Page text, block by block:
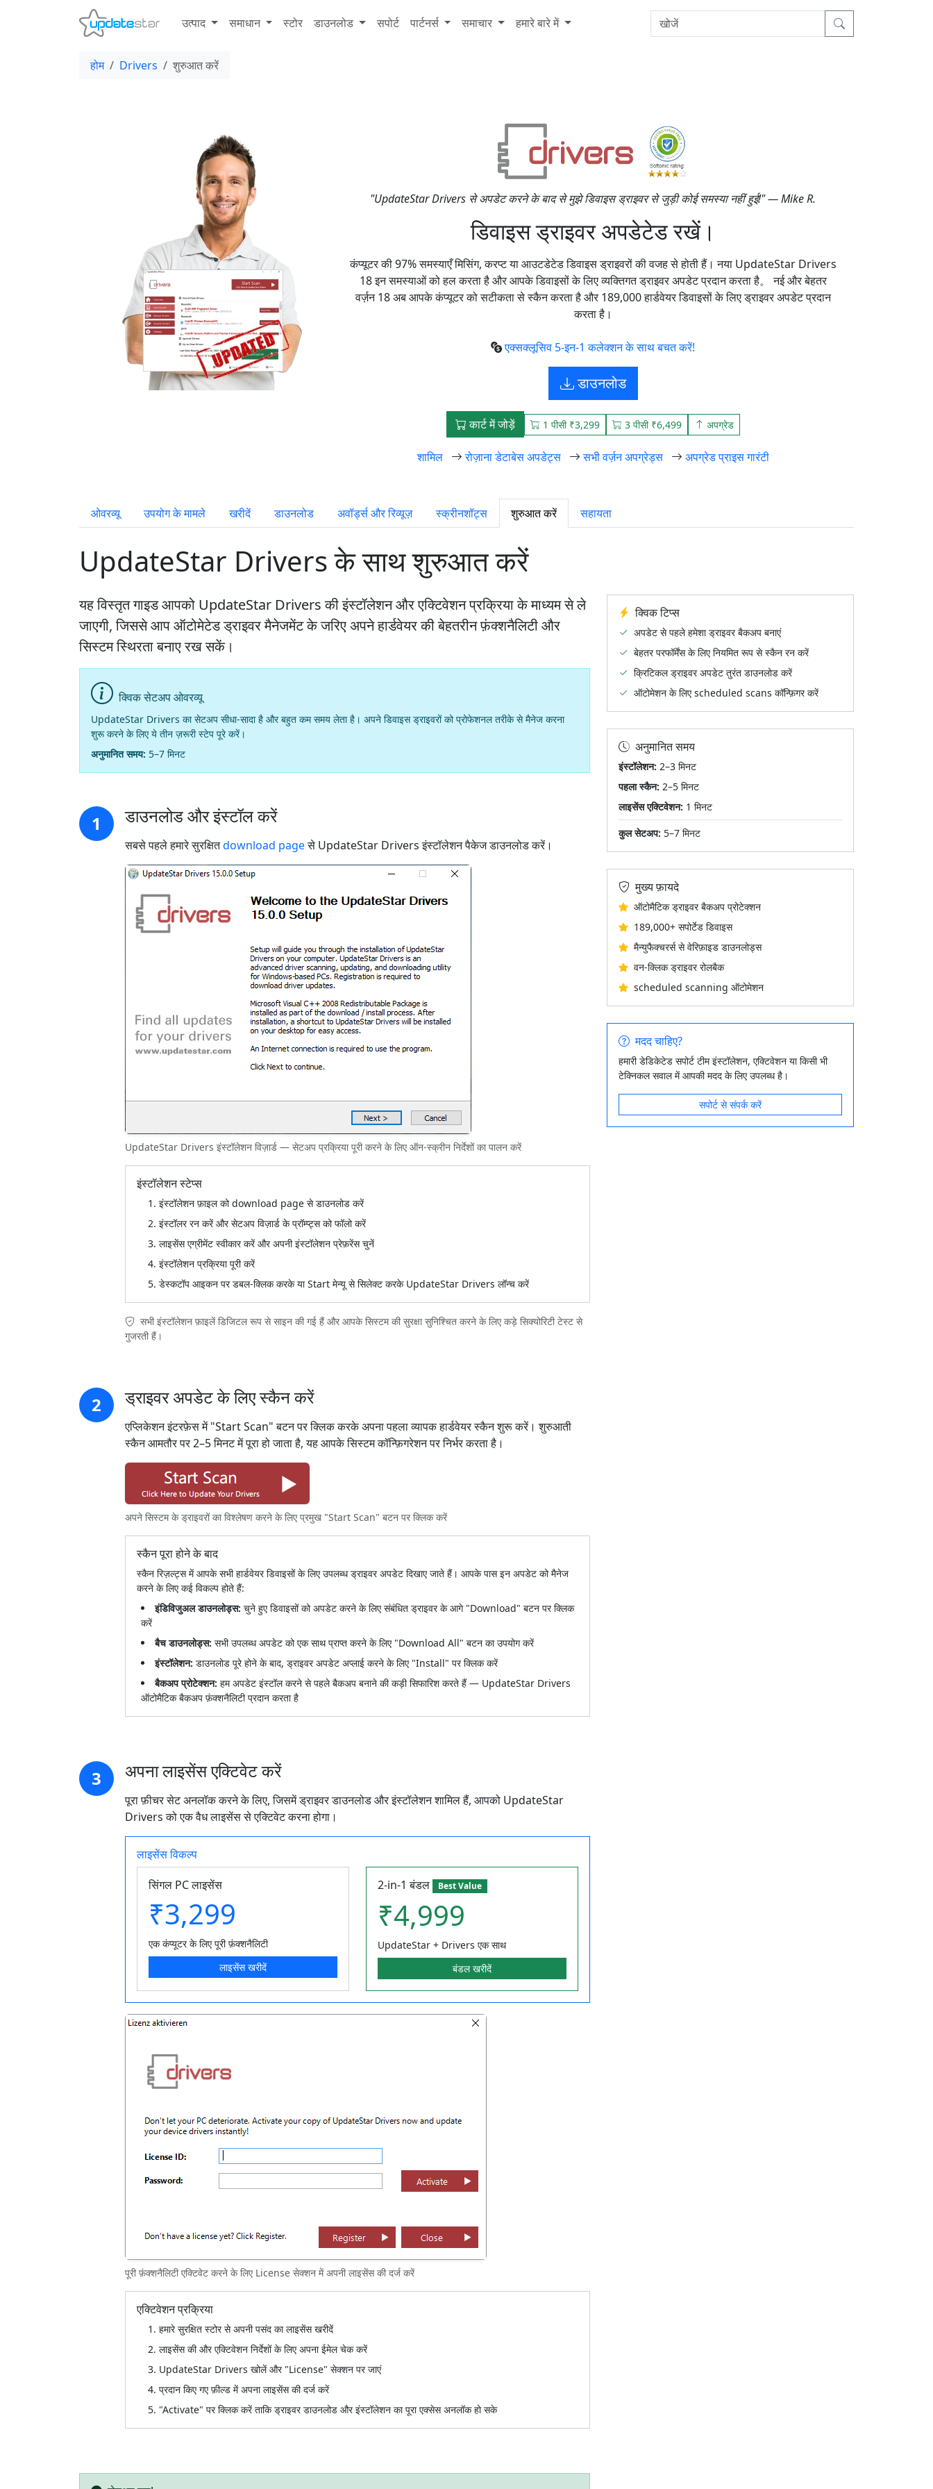
उत्पाद समाधान स्टोर डाउनलोड सपोर्ट पार्टनर्स समाचार हमारे बारे में
होम Drivers शुरुआत करें
"UpdateStar Drivers से अपडेट करने के बाद से मुझे डिवाइस ड्राइवर से जुड़ी कोई समस्या नहीं हुई!" — Mike R.
डिवाइस ड्राइवर अपडेटेड रखें।
कंप्यूटर की 97% समस्याएँ मिसिंग, करप्ट या आउटडेटेड डिवाइस ड्राइवरों की वजह से होती हैं। नया UpdateStar Drivers
18 इन समस्याओं को हल करता है और आपके डिवाइसों के लिए व्यक्तिगत ड्राइवर अपडेट प्रदान करता है。 नई और बेहतर
वर्ज़न 18 अब आपके कंप्यूटर को सटीकता से स्कैन करता है और 189,000 हार्डवेयर डिवाइसों के लिए ड्राइवर अपडेट प्रदान
करता है।
एक्सक्लूसिव 5-इन-1 कलेक्शन के साथ बचत करें!
डाउनलोड
कार्ट में जोड़ें 1 पीसी ₹3,299 3 पीसी ₹6,499 अपग्रेड
शामिल रोज़ाना डेटाबेस अपडेट्स सभी वर्ज़न अपग्रेड्स अपग्रेड प्राइस गारंटी
ओवरव्यू उपयोग के मामले खरीदें डाउनलोड अवॉर्ड्स और रिव्यूज़ स्क्रीनशॉट्स शुरुआत करें सहायता
UpdateStar Drivers के साथ शुरुआत करें
यह विस्तृत गाइड आपको UpdateStar Drivers की इंस्टॉलेशन और एक्टिवेशन प्रक्रिया के माध्यम से ले
जाएगी, जिससे आप ऑटोमेटेड ड्राइवर मैनेजमेंट के जरिए अपने हार्डवेयर की बेहतरीन फ़ंक्शनैलिटी और
सिस्टम स्थिरता बनाए रख सकें।
क्विक सेटअप ओवरव्यू
UpdateStar Drivers का सेटअप सीधा-सादा है और बहुत कम समय लेता है। अपने डिवाइस ड्राइवरों को प्रोफेशनल तरीके से मैनेज करना
शुरू करने के लिए ये तीन ज़रूरी स्टेप पूरे करें।
अनुमानित समय: 5–7 मिनट
1 डाउनलोड और इंस्टॉल करें
सबसे पहले हमारे सुरक्षितdownload pageसे UpdateStar Drivers इंस्टॉलेशन पैकेज डाउनलोड करें।
UpdateStar Drivers इंस्टॉलेशन विज़ार्ड — सेटअप प्रक्रिया पूरी करने के लिए ऑन-स्क्रीन निर्देशों का पालन करें
इंस्टॉलेशन स्टेप्स
इंस्टॉलेशन फ़ाइल को download page से डाउनलोड करें
इंस्टॉलर रन करें और सेटअप विज़ार्ड के प्रॉम्प्ट्स को फॉलो करें
लाइसेंस एग्रीमेंट स्वीकार करें और अपनी इंस्टॉलेशन प्रेफ़रेंस चुनें
इंस्टॉलेशन प्रक्रिया पूरी करें
डेस्कटॉप आइकन पर डबल-क्लिक करके या Start मेन्यू से सिलेक्ट करके UpdateStar Drivers लॉन्च करें
सभी इंस्टॉलेशन फ़ाइलें डिजिटल रूप से साइन की गई हैं और आपके सिस्टम की सुरक्षा सुनिश्चित करने के लिए कड़े सिक्योरिटी टेस्ट से
गुजरती हैं।
2 ड्राइवर अपडेट के लिए स्कैन करें
एप्लिकेशन इंटरफ़ेस में "Start Scan" बटन पर क्लिक करके अपना पहला व्यापक हार्डवेयर स्कैन शुरू करें। शुरुआती
स्कैन आमतौर पर 2–5 मिनट में पूरा हो जाता है, यह आपके सिस्टम कॉन्फ़िगरेशन पर निर्भर करता है।
अपने सिस्टम के ड्राइवरों का विश्लेषण करने के लिए प्रमुख "Start Scan" बटन पर क्लिक करें
स्कैन पूरा होने के बाद
स्कैन रिज़ल्ट्स में आपके सभी हार्डवेयर डिवाइसों के लिए उपलब्ध ड्राइवर अपडेट दिखाए जाते हैं। आपके पास इन अपडेट को मैनेज
करने के लिए कई विकल्प होते हैं:
इंडिविजुअल डाउनलोड्स: चुने हुए डिवाइसों को अपडेट करने के लिए संबंधित ड्राइवर के आगे "Download" बटन पर क्लिक
करें
बैच डाउनलोड्स: सभी उपलब्ध अपडेट को एक साथ प्राप्त करने के लिए "Download All" बटन का उपयोग करें
इंस्टॉलेशन: डाउनलोड पूरे होने के बाद, ड्राइवर अपडेट अप्लाई करने के लिए "Install" पर क्लिक करें
बैकअप प्रोटेक्शन: हम अपडेट इंस्टॉल करने से पहले बैकअप बनाने की कड़ी सिफारिश करते हैं — UpdateStar Drivers
ऑटोमैटिक बैकअप फ़ंक्शनैलिटी प्रदान करता है
3 अपना लाइसेंस एक्टिवेट करें
पूरा फ़ीचर सेट अनलॉक करने के लिए, जिसमें ड्राइवर डाउनलोड और इंस्टॉलेशन शामिल हैं, आपको UpdateStar
Drivers को एक वैध लाइसेंस से एक्टिवेट करना होगा।
लाइसेंस विकल्प
सिंगल PC लाइसेंस
₹3,299
एक कंप्यूटर के लिए पूरी फ़ंक्शनैलिटी
लाइसेंस खरीदें
2-in-1 बंडल Best Value
₹4,999
UpdateStar + Drivers एक साथ
बंडल खरीदें
पूरी फ़ंक्शनैलिटी एक्टिवेट करने के लिए License सेक्शन में अपनी लाइसेंस की दर्ज करें
एक्टिवेशन प्रक्रिया
हमारे सुरक्षित स्टोर से अपनी पसंद का लाइसेंस खरीदें
लाइसेंस की और एक्टिवेशन निर्देशों के लिए अपना ईमेल चेक करें
UpdateStar Drivers खोलें और "License" सेक्शन पर जाएं
प्रदान किए गए फ़ील्ड में अपना लाइसेंस की दर्ज करें
"Activate" पर क्लिक करें ताकि ड्राइवर डाउनलोड और इंस्टॉलेशन का पूरा एक्सेस अनलॉक हो सके
क्विक टिप्स
अपडेट से पहले हमेशा ड्राइवर बैकअप बनाएं
बेहतर परफॉर्मेंस के लिए नियमित रूप से स्कैन रन करें
क्रिटिकल ड्राइवर अपडेट तुरंत डाउनलोड करें
ऑटोमेशन के लिए scheduled scans कॉन्फ़िगर करें
अनुमानित समय
इंस्टॉलेशन: 2–3 मिनट
पहला स्कैन: 2–5 मिनट
लाइसेंस एक्टिवेशन: 1 मिनट
कुल सेटअप: 5–7 मिनट
मुख्य फ़ायदे
ऑटोमैटिक ड्राइवर बैकअप प्रोटेक्शन
189,000+ सपोर्टेड डिवाइस
मैन्युफैक्चरर्स से वेरिफ़ाइड डाउनलोड्स
वन-क्लिक ड्राइवर रोलबैक
scheduled scanning ऑटोमेशन
मदद चाहिए?
हमारी डेडिकेटेड सपोर्ट टीम इंस्टॉलेशन, एक्टिवेशन या किसी भी
टेक्निकल सवाल में आपकी मदद के लिए उपलब्ध है।
सपोर्ट से संपर्क करें